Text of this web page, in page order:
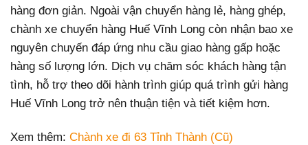
hàng đơn giản. Ngoài vận chuyển hàng lẻ, hàng ghép,
chành xe chuyển hàng Huế Vĩnh Long còn nhận bao xe
nguyên chuyến đáp ứng nhu cầu giao hàng gấp hoặc
hàng số lượng lớn. Dịch vụ chăm sóc khách hàng tận
tình, hỗ trợ theo dõi hành trình giúp quá trình gửi hàng
Huế Vĩnh Long trở nên thuận tiện và tiết kiệm hơn.
Xem thêm: Chành xe đi 63 Tỉnh Thành (Cũ)